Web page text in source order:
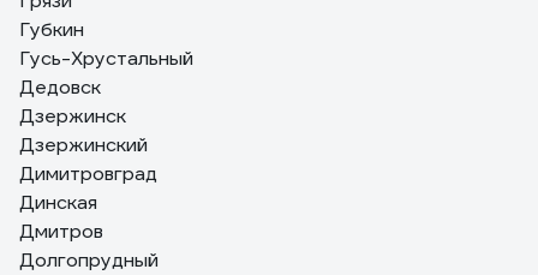
Губкин
Гусь-Хрустальный
Дедовск
Дзержинск
Дзержинский
Димитровград
Динская
Дмитров
Долгопрудный